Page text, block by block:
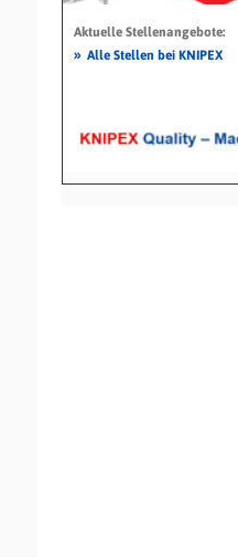
Aktuelle Stellenangebote:
» Alle Stellen bei KNIPEX